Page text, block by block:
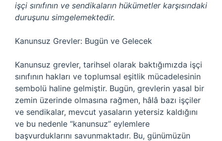
işçi sınıfının ve sendikaların hükümetler karşısındaki
duruşunu simgelemektedir.
Kanunsuz Grevler: Bugün ve Gelecek
Kanunsuz grevler, tarihsel olarak baktığımızda işçi
sınıfının hakları ve toplumsal eşitlik mücadelesinin
sembolü haline gelmiştir. Bugün, grevlerin yasal bir
zemin üzerinde olmasına rağmen, hâlâ bazı işçiler
ve sendikalar, mevcut yasaların yetersiz kaldığını
ve bu nedenle “kanunsuz” eylemlere
başvurduklarını savunmaktadır. Bu, günümüzün